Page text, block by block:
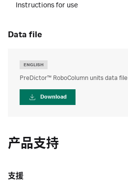
Instructions for use
data file
ENGLISH
PreDictor™ RoboColumn units data file
Download
产品支持
支援